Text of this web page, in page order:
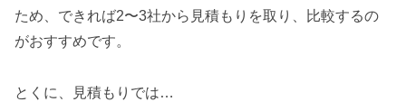
ため、できれば2〜3社から見積もりを取り、比較するの
がおすすめです。
とくに、見積もりでは…